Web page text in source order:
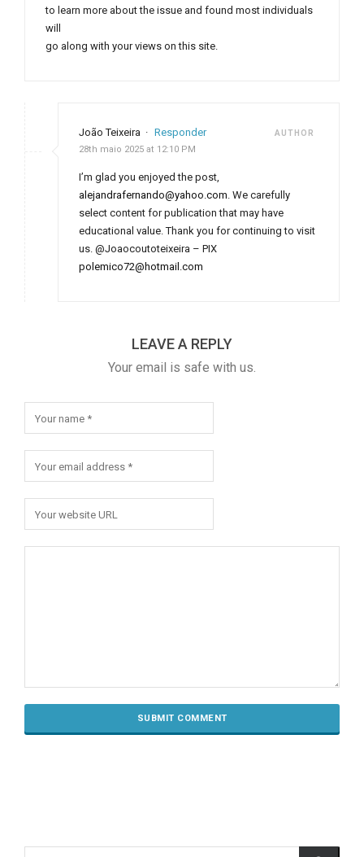
to learn more about the issue and found most individuals
will
go along with your views on this site.
João Teixeira · Responder AUTHOR
28th maio 2025 at 12:10 PM
I’m glad you enjoyed the post,
alejandrafernando@yahoo.com. We carefully
select content for publication that may have
educational value. Thank you for continuing to visit
us. @Joaocoutoteixeira – PIX
polemico72@hotmail.com
LEAVE A REPLY
Your email is safe with us.